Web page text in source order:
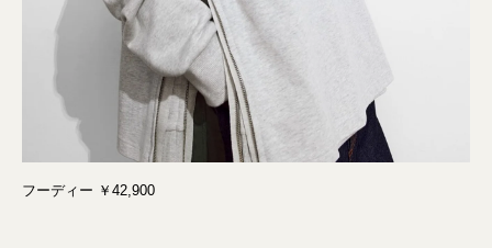
フーディー ￥42,900